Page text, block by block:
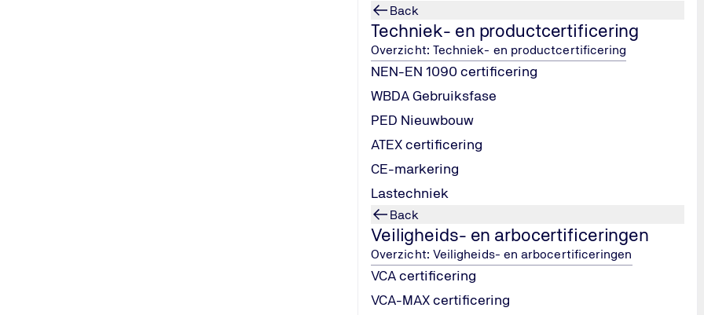
Back
Techniek- en productcertificering
Overzicht: Techniek- en productcertificering
NEN-EN 1090 certificering
WBDA Gebruiksfase
PED Nieuwbouw
ATEX certificering
CE-markering
Lastechniek
Back
Veiligheids- en arbocertificeringen
Overzicht: Veiligheids- en arbocertificeringen
VCA certificering
VCA-MAX certificering
Omdat beide standaarden deels overlappen, is het mogelijk om audits te
heb je daarbij één aanspreekpunt dat beide trajecten begeleidt, zodat je efficiënt en
Met een ISAE 3000 / SOC 2-rapport laat je zien dat jouw organisatie internationaal betrouwbaar en professioneel
Aantonen dat processen en systemen veilig en gecontroleerd worden uitgevoerd.
Bewijs dat jouw dienstverlening voldoet aan internationale normen voor security en privacy.
Inzichtelijk maken dat je voldoet aan eisen van toezichthouders (zoals DNB) en aan afspraken met klanten.